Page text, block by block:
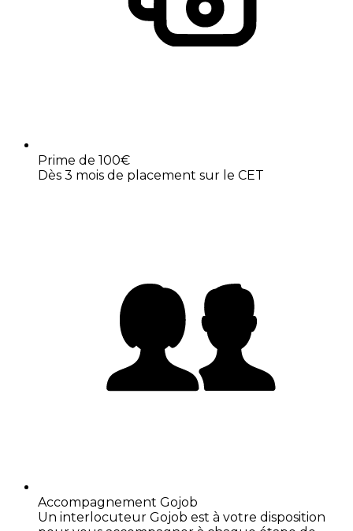
Prime de 100€
Dès 3 mois de placement sur le CET
Accompagnement Gojob
Un interlocuteur Gojob est à votre disposition